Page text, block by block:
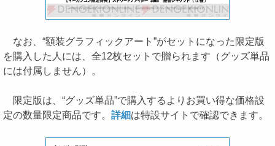
なお、“額装グラフィックアート”がセットになった限定版
を購入した人には、全12枚セットで贈られます（グッズ単品
には付属しません）。
限定版は、“グッズ単品”で購入するよりお買い得な価格設
定の数量限定商品です。 詳細は特設サイトで確認できます。